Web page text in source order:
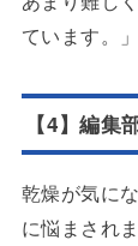
ています。」
【4】編集
乾燥が気に
に悩まされま